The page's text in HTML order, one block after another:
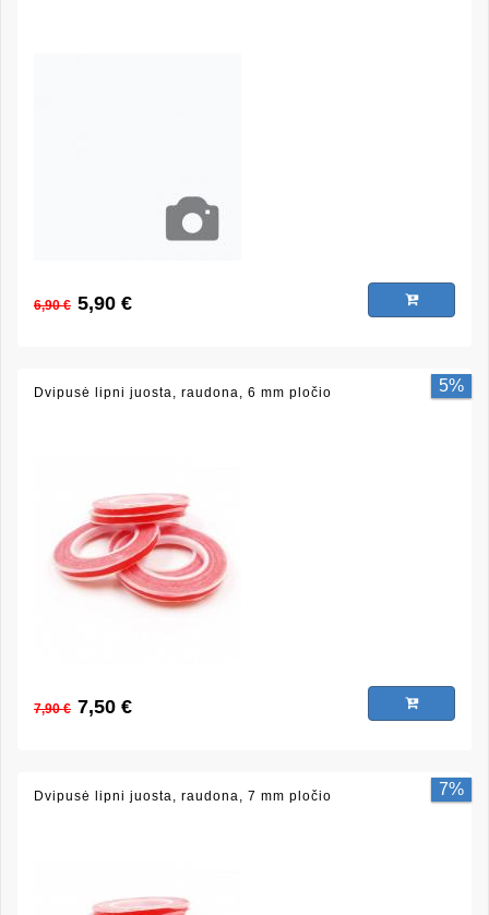
6,90 € 5,90 €
5%
Dvipusė lipni juosta, raudona, 6 mm pločio
7,90 € 7,50 €
7%
Dvipusė lipni juosta, raudona, 7 mm pločio